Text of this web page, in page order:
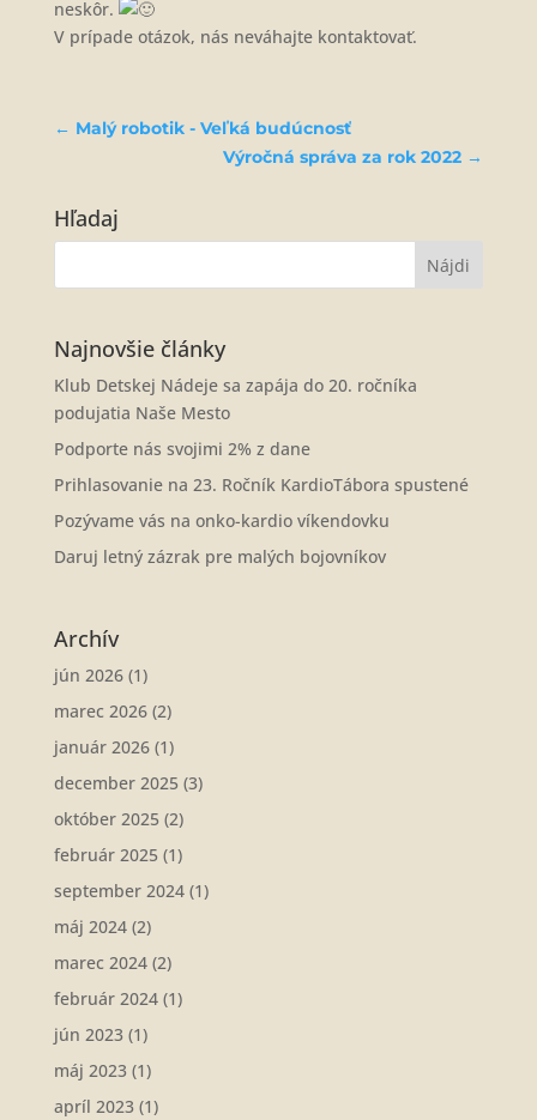
neskôr.
V prípade otázok, nás neváhajte kontaktovať.
← Malý robotik - Veľká budúcnosť
Výročná správa za rok 2022 →
Hľadaj
Najnovšie články
Klub Detskej Nádeje sa zapája do 20. ročníka
podujatia Naše Mesto
Podporte nás svojimi 2% z dane
Prihlasovanie na 23. Ročník KardioTábora spustené
Pozývame vás na onko-kardio víkendovku
Daruj letný zázrak pre malých bojovníkov
Archív
jún 2026(1)
marec 2026(2)
január 2026(1)
december 2025(3)
október 2025(2)
február 2025(1)
september 2024(1)
máj 2024(2)
marec 2024(2)
február 2024(1)
jún 2023(1)
máj 2023(1)
apríl 2023(1)